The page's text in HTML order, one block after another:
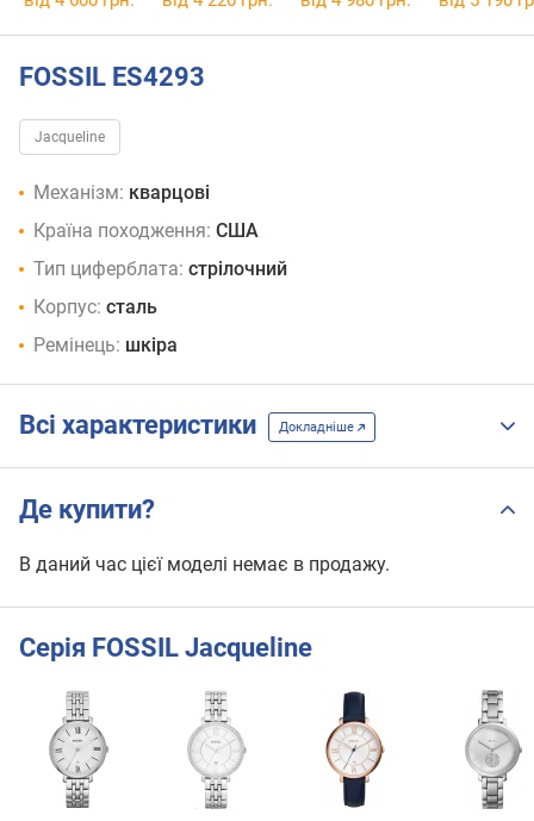
FOSSIL ES4293
Jacqueline
Механізм: кварцові
Країна походження: США
Тип циферблата: стрілочний
Корпус: сталь
Ремінець: шкіра
Всі характеристики Докладніше
Де купити?
В даний час цієї моделі немає в продажу.
Серія FOSSIL Jacqueline